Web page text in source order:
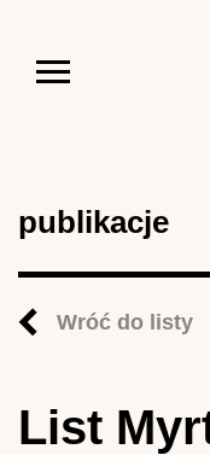
publikacje
Wróć do listy
List